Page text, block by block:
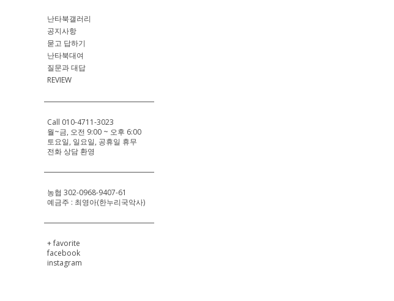
난타북갤러리
공지사항
묻고 답하기
난타북대여
질문과 대답
REVIEW
Call 010-4711-3023
월~금, 오전 9:00 ~ 오후 6:00
토요일, 일요일, 공휴일 휴무
전화 상담 환영
농협 302-0968-9407-61
예금주 : 최영아(한누리국악사)
+ favorite
facebook
instagram